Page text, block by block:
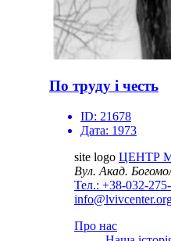
По труду і честь
ID: 21678
Дата: 1973
site logo ЦЕНТР
Вул. Акад.
Тел.: +38-032-
Про нас